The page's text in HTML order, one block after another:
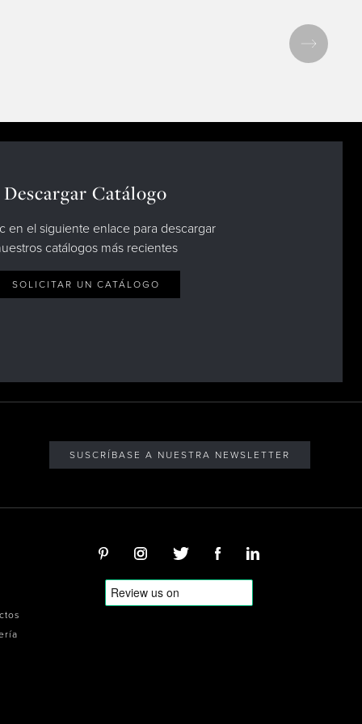
Descargar Catálogo
en el siguiente enlace para descargar
catálogos más recientes
SOLICITAR UN CATÁLOGO
SUSCRÍBASE A NUESTRA NEWSLETTER